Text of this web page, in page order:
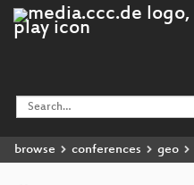
browse conferences geo